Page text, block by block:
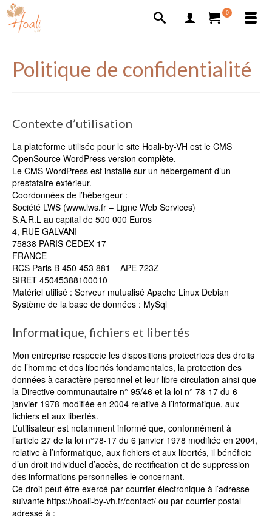
0
Politique de confidentialité
Contexte d’utilisation
La plateforme utilisée pour le site Hoali-by-VH est le CMS
OpenSource WordPress version complète.
Le CMS WordPress est installé sur un hébergement d’un
prestataire extérieur.
Coordonnées de l’hébergeur :
Société LWS (www.lws.fr – Ligne Web Services)
S.A.R.L au capital de 500 000 Euros
4, RUE GALVANI
75838 PARIS CEDEX 17
FRANCE
RCS Paris B 450 453 881 – APE 723Z
SIRET 45045388100010
Matériel utilisé : Serveur mutualisé Apache Linux Debian
Système de la base de données : MySql
Informatique, fichiers et libertés
Mon entreprise respecte les dispositions protectrices des droits
de l’homme et des libertés fondamentales, la protection des
données à caractère personnel et leur libre circulation ainsi que
la Directive communautaire n° 95/46 et la loi n° 78-17 du 6
janvier 1978 modifiée en 2004 relative à l’informatique, aux
fichiers et aux libertés.
L’utilisateur est notamment informé que, conformément à
l’article 27 de la loi n°78-17 du 6 janvier 1978 modifiée en 2004,
relative à l’informatique, aux fichiers et aux libertés, il bénéficie
d’un droit individuel d’accès, de rectification et de suppression
des informations personnelles le concernant.
Ce droit peut être exercé par courrier électronique à l’adresse
suivante https://hoali-by-vh.fr/contact/ ou par courrier postal
adressé à :